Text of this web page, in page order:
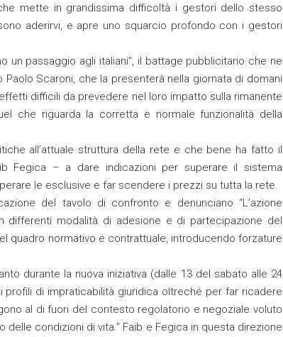
mette in grandissima difficoltà i gestori dello stesso
aderirvi, e apre uno squarcio profondo con i gestori
un passaggio agli italiani”, il battage pubblicitario che ne
Scaroni, che la presenterà nella giornata di domani
difficili da prevedere nel loro impatto sulla rimanente
che riguarda la corretta e normale funzionalità della
all’attuale struttura della rete e che bene ha fatto il
Fegica – a dare indicazioni per superare il sistema
le esclusive e far scendere i prezzi su tutta la rete.
del tavolo di confronto e denunciano “L’azione
differenti modalità di adesione e di partecipazione del
quadro normativo e contrattuale, introducendo forzature
durante la nuova iniziativa (dalle 13 del sabato alle 24
profili di impraticabilità giuridica oltreché per far ricadere
al di fuori del contesto regolatorio e negoziale voluto
condizioni di vita.” Faib e Fegica in questa direzione